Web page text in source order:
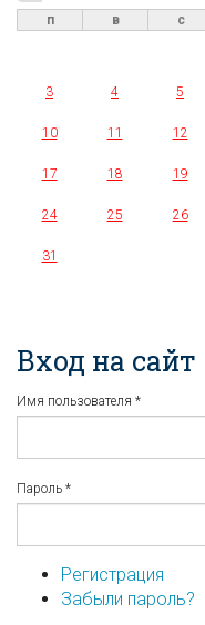
п в с
3 4 5
10 11 12
17 18 19
24 25 26
31
Вход на сайт
Имя пользователя *
Пароль *
Регистрация
Забыли пароль?